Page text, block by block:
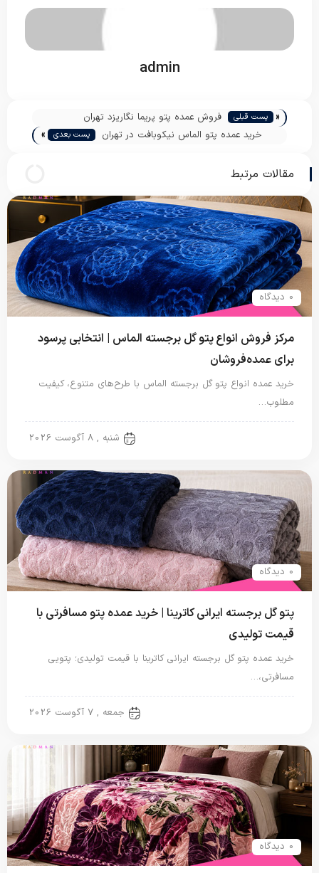
admin
« پست قبلی
فروش عمده پتو پریما نگاریزد تهران
خرید عمده پتو الماس نیکوبافت در تهران
پست بعدی »
مقالات مرتبط
0 دیدگاه
مرکز فروش انواع پتو گل برجسته الماس | انتخابی پرسود
برای عمده‌فروشان
خرید عمده انواع پتو گل برجسته الماس با طرح‌های متنوع، کیفیت
مطلوب…
شنبه , 8 آگوست 2026
0 دیدگاه
پتو گل برجسته ایرانی کاترینا | خرید عمده پتو مسافرتی با
قیمت تولیدی
خرید عمده پتو گل برجسته ایرانی کاترینا با قیمت تولیدی؛ پتویی
مسافرتی،…
جمعه , 7 آگوست 2026
0 دیدگاه